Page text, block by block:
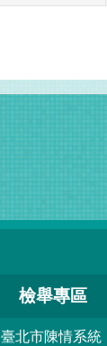
檢舉專區
臺北市陳情系統